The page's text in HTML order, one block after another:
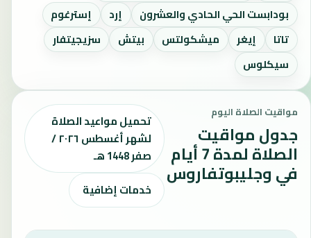
بودابست الحي الحادي والعشرون
إرد
إسترغوم
تاتا
إيغر ميشكولتس بيتش
سزيجيتفار
سيكلوس
مواقيت الصلاة اليوم
جدول مواقيت
الصلاة لمدة 7 أيام
في وجليبوتفاروس
تحميل مواعيد الصلاة
لشهر أغسطس ٢٠٢٦ /
صفر 1448 هـ
خدمات إضافية